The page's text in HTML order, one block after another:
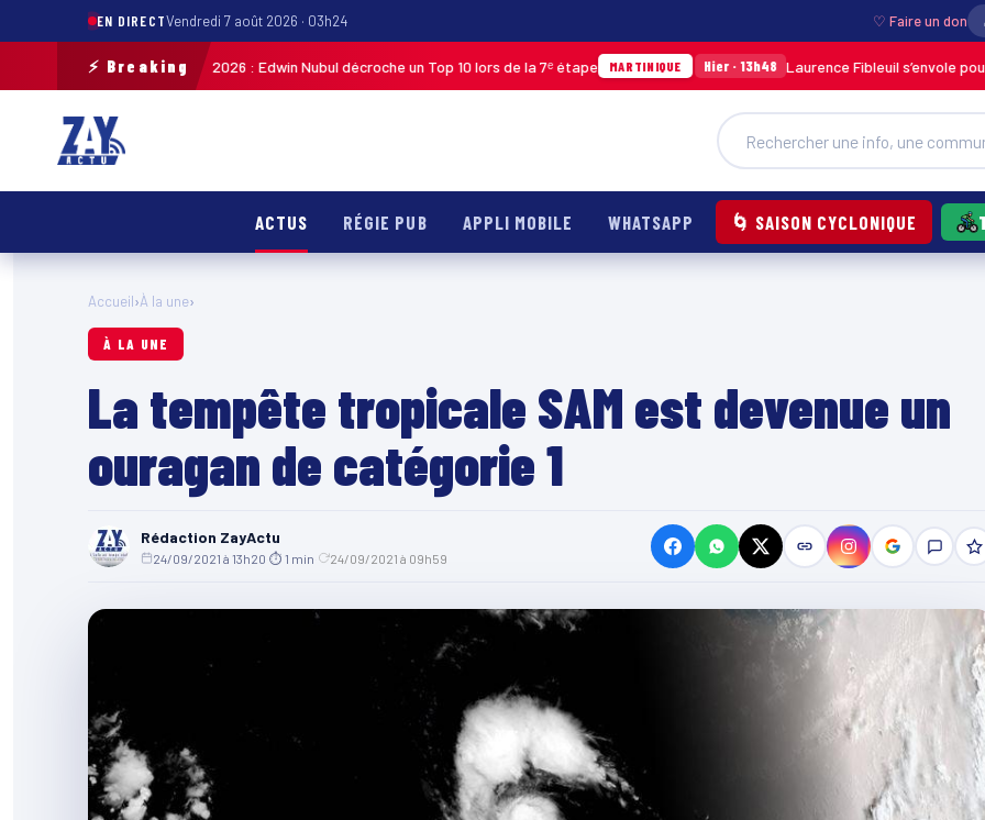
EN DIRECTVendredi 7 août 2026 · 03h24 ♡ Faire un don
⚡ Breaking
de Guadeloupe 2026 : Edwin Nubul décroche un Top 10 lors de la 7ᵉ étape MARTINIQUE Hier · 13h48 Laurence Fibleuil s’envole pour
ACTUS RÉGIE PUB APPLI MOBILE WHATSAPP 🌀 SAISON CYCLONIQUE
Accueil›À la une›
À LA UNE
La tempête tropicale SAM est devenue un
ouragan de catégorie 1
Rédaction ZayActu
24/09/2021 à 13h20 ⏱ 1 min 24/09/2021 à 09h59